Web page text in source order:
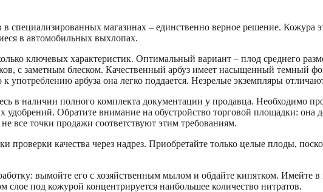
специализированных магазинах – единственно верное решение. Кожура
в автомобильных выхлопах.
ключевых характеристик. Оптимальный вариант – плод среднего
с заметным блеском. Качественный арбуз имеет насыщенный темный
употреблению арбуза она легко поддается. Незрелые экземпляры
в наличии полного комплекта документации у продавца. Необходимо
Обратите внимание на обустройство торговой площадки: она
все точки продажи соответствуют этим требованиям.
проверки качества через надрез. Приобретайте только целые плоды,
вымойте его с хозяйственным мылом и обдайте кипятком. Имейте в
слое под кожурой концентрируется наибольшее количество нитратов.